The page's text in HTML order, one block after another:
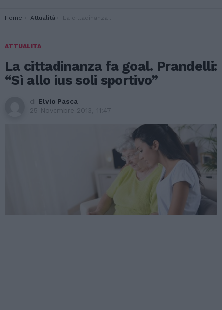
You are here:
Home Attualità La cittadinanza fa goal. Prandelli: “Sì allo ius soli sportivo”
ATTUALITÀ
La cittadinanza fa goal. Prandelli:
“Sì allo ius soli sportivo”
di Elvio Pasca
25 Novembre 2013, 11:47